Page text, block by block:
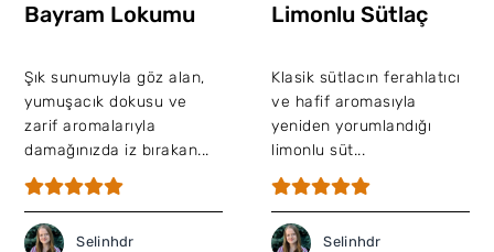
Bayram Lokumu
Şık sunumuyla göz alan,
yumuşacık dokusu ve
zarif aromalarıyla
damağınızda iz bırakan...
Selinhdr
Limonlu Sütlaç
Klasik sütlacın ferahlatıcı
ve hafif aromasıyla
yeniden yorumlandığı
limonlu süt...
Selinhdr